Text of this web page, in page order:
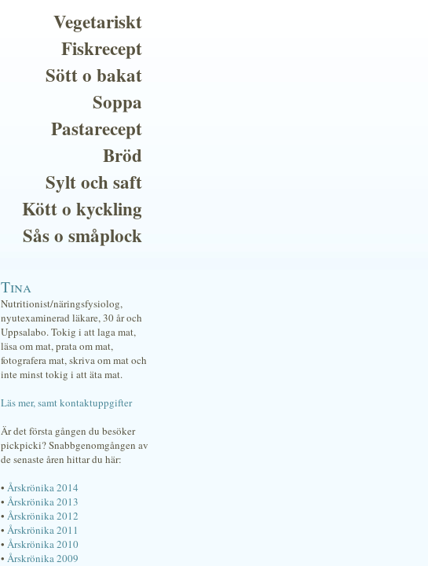
Vegetariskt
Fiskrecept
Sött o bakat
Soppa
Pastarecept
Bröd
Sylt och saft
Kött o kyckling
Sås o småplock
Tina
Nutritionist/näringsfysiolog,
nyutexaminerad läkare, 30 år och
Uppsalabo. Tokig i att laga mat,
läsa om mat, prata om mat,
fotografera mat, skriva om mat och
inte minst tokig i att äta mat.
Läs mer, samt kontaktuppgifter
Är det första gången du besöker
pickpicki? Snabbgenomgången av
de senaste åren hittar du här:
• Årskrönika 2014
• Årskrönika 2013
• Årskrönika 2012
• Årskrönika 2011
• Årskrönika 2010
• Årskrönika 2009